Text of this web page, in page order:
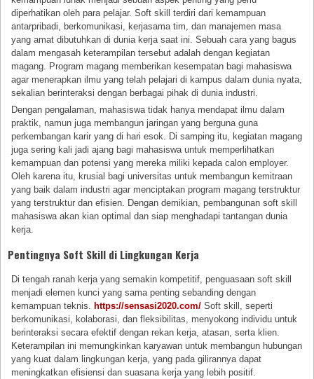
diperhatikan oleh para pelajar. Soft skill terdiri dari kemampuan
antarpribadi, berkomunikasi, kerjasama tim, dan manajemen masa
yang amat dibutuhkan di dunia kerja saat ini. Sebuah cara yang bagus
dalam mengasah keterampilan tersebut adalah dengan kegiatan
magang. Program magang memberikan kesempatan bagi mahasiswa
agar menerapkan ilmu yang telah pelajari di kampus dalam dunia nyata,
sekalian berinteraksi dengan berbagai pihak di dunia industri.
Dengan pengalaman, mahasiswa tidak hanya mendapat ilmu dalam
praktik, namun juga membangun jaringan yang berguna guna
perkembangan karir yang di hari esok. Di samping itu, kegiatan magang
juga sering kali jadi ajang bagi mahasiswa untuk memperlihatkan
kemampuan dan potensi yang mereka miliki kepada calon employer.
Oleh karena itu, krusial bagi universitas untuk membangun kemitraan
yang baik dalam industri agar menciptakan program magang terstruktur
yang terstruktur dan efisien. Dengan demikian, pembangunan soft skill
mahasiswa akan kian optimal dan siap menghadapi tantangan dunia
kerja.
Pentingnya Soft Skill di Lingkungan Kerja
Di tengah ranah kerja yang semakin kompetitif, penguasaan soft skill
menjadi elemen kunci yang sama penting sebanding dengan
kemampuan teknis. https://sensasi2020.com/ Soft skill, seperti
berkomunikasi, kolaborasi, dan fleksibilitas, menyokong individu untuk
berinteraksi secara efektif dengan rekan kerja, atasan, serta klien.
Keterampilan ini memungkinkan karyawan untuk membangun hubungan
yang kuat dalam lingkungan kerja, yang pada gilirannya dapat
meningkatkan efisiensi dan suasana kerja yang lebih positif.